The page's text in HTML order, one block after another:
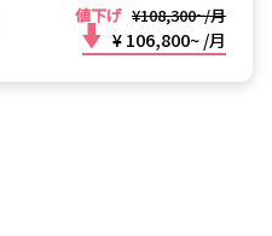
値下げ ¥108,300~/月
¥ 106,800~ /月